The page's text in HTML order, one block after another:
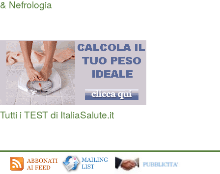
& Nefrologia
Tutti i TEST di ItaliaSalute.it